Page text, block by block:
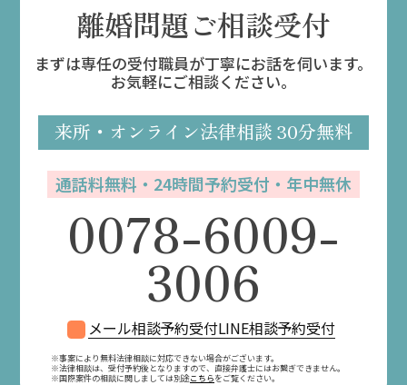
離婚問題ご相談受付
まずは専任の受付職員が丁寧にお話を伺います。
お気軽にご相談ください。
来所・オンライン法律相談 30分無料
通話料無料・24時間予約受付・年中無休
0078-6009-
3006
メール相談予約受付LINE相談予約受付
※事案により無料法律相談に対応できない場合がございます。
※法律相談は、受付予約後となりますので、 直接弁護士にはお繋ぎできません。
※国際案件の相談に関しましては別途こちらをご覧ください。